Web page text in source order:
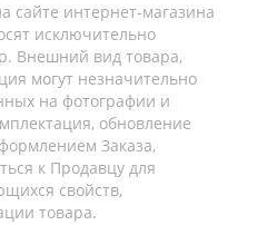
интернет-магазина
исключительно
Внешний вид товара,
могут незначительно
на фотографии и
обновление
Заказа,
к Продавцу для
свойств,
товара.